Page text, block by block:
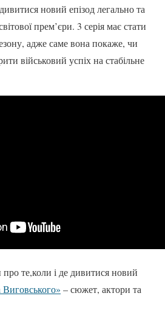
новий епізод легально та
прем’єри. 3 серія має стати
адже саме вона покаже, чи
військовий успіх на стабільне
те,коли і де дивитися новий
Виговського» – сюжет, актори та